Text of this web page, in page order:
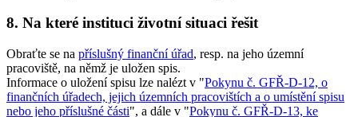
8. Na které instituci životní situaci řešit
Obraťte se na příslušný finanční úřad, resp. na jeho územní
pracoviště, na němž je uložen spis.
Informace o uložení spisu lze nalézt v "Pokynu č. GFŘ-D-12, o
finančních úřadech, jejich územních pracovištích a o umístění spisu
nebo jeho příslušné části", a dále v "Pokynu č. GFŘ-D-13, ke